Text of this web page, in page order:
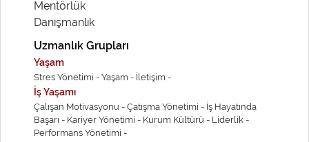
Mentörlük
Danışmanlık
Uzmanlık Grupları
Yaşam
Stres Yönetimi - Yaşam - İletişim -
İş Yaşamı
Çalışan Motivasyonu - Çatışma Yönetimi - İş Hayatında
Başarı - Kariyer Yönetimi - Kurum Kültürü - Liderlik -
Performans Yönetimi -